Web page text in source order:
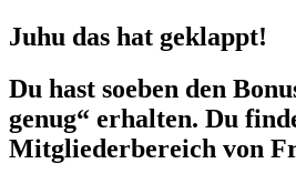
Juhu das hat geklappt!
Du hast soeben den
genug“ erhalten. Du
Mitgliederbereich von